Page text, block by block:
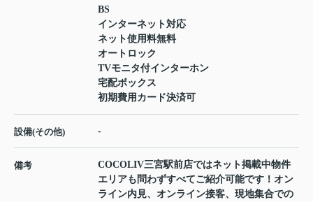
BS
インターネット対応
ネット使用料無料
オートロック
TVモニタ付インターホン
宅配ボックス
初期費用カード決済可
設備(その他) -
備考
COCOLIV三宮駅前店ではネット掲載中物件
エリアも問わずすべてご紹介可能です！オン
ライン内見、オンライン接客、現地集合での